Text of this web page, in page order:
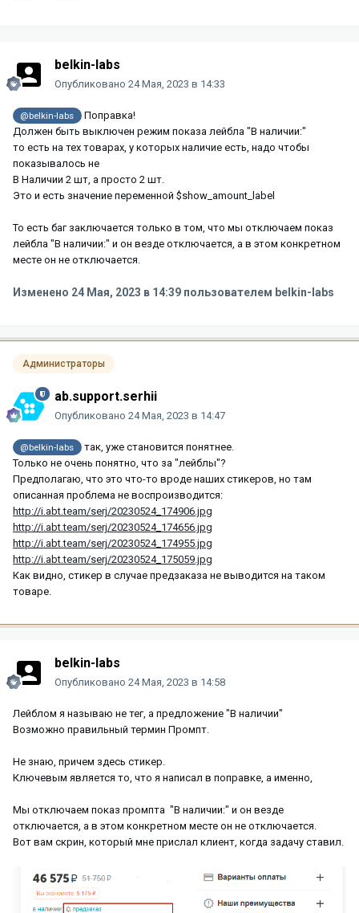
belkin-labs
Опубликовано 24 Мая, 2023 в 14:33
@belkin-labs
Поправка!
Должен быть выключен режим показа лейбла "В наличии:"
то есть на тех товарах, у которых наличие есть, надо чтобы
показывалось не
В Наличии 2 шт, а просто 2 шт.
Это и есть значение переменной $show_amount_label
То есть баг заключается только в том, что мы отключаем показ
лейбла "В наличии:" и он везде отключается, а в этом конкретном
месте он не отключается.
Изменено 24 Мая, 2023 в 14:39 пользователем belkin-labs
Администраторы
ab.support.serhii
Опубликовано 24 Мая, 2023 в 14:47
@belkin-labs
так, уже становится понятнее.
Только не очень понятно, что за "лейблы"?
Предполагаю, что это что-то вроде наших стикеров, но там
описанная проблема не воспроизводится:
http://i.abt.team/serj/20230524_174906.jpg
http://i.abt.team/serj/20230524_174656.jpg
http://i.abt.team/serj/20230524_174955.jpg
http://i.abt.team/serj/20230524_175059.jpg
Как видно, стикер в случае предзаказа не выводится на таком
товаре.
belkin-labs
Опубликовано 24 Мая, 2023 в 14:58
Лейблом я называю не тег, а предложение "В наличии"
Возможно правильный термин Промпт.
Не знаю, причем здесь стикер.
Ключевым является то, что я написал в поправке, а именно,
Мы отключаем показ промпта "В наличии:" и он везде
отключается, а в этом конкретном месте он не отключается.
Вот вам скрин, который мне прислал клиент, когда задачу ставил.